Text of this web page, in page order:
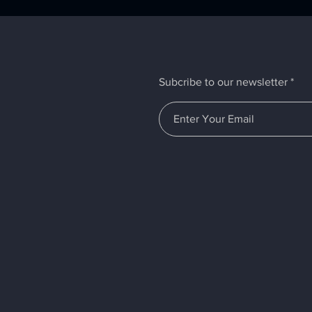
Subcribe to our newsletter